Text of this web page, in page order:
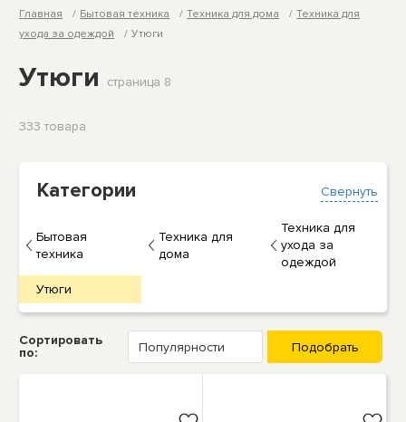
Главная Бытовая техника Техника для дома
Техника для
ухода за одеждой
Утюги
Утюги страница 8
333 товарa
Свернуть
Категории
Бытовая
техника
Техника для
дома
Техника для
ухода за
одеждой
Утюги
Сортировать
по: